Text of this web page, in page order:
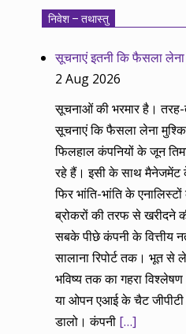
निवेश – तथास्तु
सूचनाएं इतनी कि फैसला
2 Aug 2026
सूचनाओं की भरमार है। तरह-
सूचनाएं कि फैसला लेना
फिलहाल कंपनियों के जून
रहे हैं। इसी के साथ
फिर भांति-भांति के
ब्रोकरों की तरफ से खरीदने
सबके पीछे कंपनी के वित्तीय
सालाना रिपोर्ट तक। भूत से
भविष्य तक का गहरा
या ओपन एआई के चैट जीपीटी
डालो। कंपनी […]